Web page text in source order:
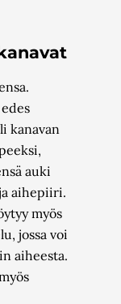
kanavan
auki
aihepiiri.
myös
jossa voi
aiheesta.